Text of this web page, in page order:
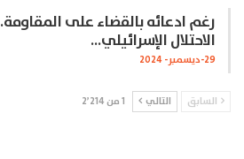
رغم ادعائه بالقضاء على
الاحتلال الإسرائيلي…
29-ديسمبر- 2024
السابق التالي 1 من 2٬214